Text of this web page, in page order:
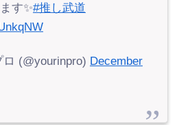
す✨#推し武道
(@yourinpro) December